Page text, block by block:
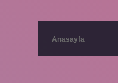
Anasayfa